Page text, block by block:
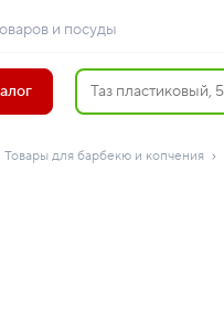
и посуды
Товары для барбекю и копчения